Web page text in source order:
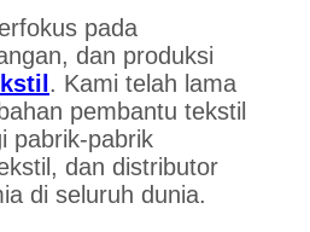
pada
dan produksi
. Kami telah lama
pembantu tekstil
pabrik-pabrik
dan distributor
di seluruh dunia.